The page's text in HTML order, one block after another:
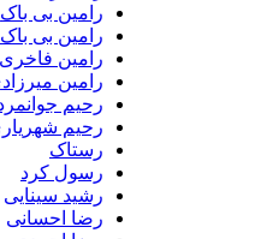
رامین بی باک
رامین بی باک و کاروئل
رامین فاخری
رامین میرزادی
رحیم جوانمردی
رحیم شهریاری
رستاک
رسول کرد
رشید سینایی
رضا احسانی